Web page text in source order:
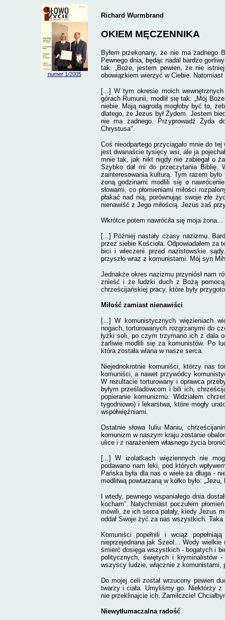
numer 1/2005
Richard Wurmbrand
OKIEM MĘCZENNIKA
Byłem przekonany, że nie ma
Pewnego dnia, będąc nadal bardzo
tak: „Boże, jestem pewien, że nie
obowiązkiem wierzyć w Ciebie.
[...] W tym okresie moich
górach Rumunii, modlił się tak: „Mój
niebie. Moją nagrodą mogłoby być to,
dlatego, że Jezus byłŻydem. Jestem
nie ma żadnego. Przyprowadź Żyda
Chrystusa".
Coś nieodpartego przyciągało mnie do
jest dwanaście tysięcy wsi, ale ja
mnie tak, jak nikt nigdy nie zabiegał o
Szybko dał mi do przeczytania Biblię.
zainteresowania kulturą. Tym razem
żoną godzinami modlili się o
słowami, co płomieniami miłości
płakać nad nią, porównując swoje złe
nienawiść z Jego miłością. Jezus zaś
Wkrótce potem nawróciła się moja żona...
[...] Później nastały czasy nazizmu.
przez siebie Kościoła. Odpowiadałem
bici i wleczeni przed nazistowskie
przyszło wraz z komunistami. Mój syn
Jednakże okres nazizmu przyniósł nam
znieść i że ludzki duch z Bożą
chrześcijańskiej pracy, które były
Miłość zamiast nienawiści
[...]W komunistycznych więzieniach
nogach, torturowanych rozgrzanymi do
łyżki soli, po czym trzymano ich z dala
żarliwie modlili się za komunistów. Po
która została wlana w nasze serca.
Niejednokrotnie komuniści, którzy nas
komuniści, a nawet przywódcy
W rezultacie torturowany i oprawca
byłym prześladowcom i bili ich,
popieranie komunizmu. Widziałem
tygodniowo) i lekarstwa, które mogły
współwięźniami.
Ostatnie słowa Iuliu Maniu,
komunizm w naszym kraju zostanie
ulice i z narażeniem własnego życia
[...] W izolatkach więziennych nie
podawano nam leki, pod których
Pańska była dla nas o wiele za długa -
modlitwą powtarzaną w kółko było:
I wtedy, pewnego wspaniałego dnia
kocham”. Natychmiast poczułem
mówili, że ich serca pałały, kiedy Jezus
oddał Swoje żyć za nas wszystkich.
Komuniści popełnili i wciąż
nieprzejednana jak Szeol... Wody
śmierć dosięga wszystkich - bogatych i
politycznych, świętych i kryminalistów
wszyscy ludzie, włącznie z komunistami,
Do mojej celi został wrzucony pewien
twarzy i ciała. Umyliśmy go. Niektórzy z
nie przeklinajcie ich. Zamilczcie!
Niewytłumaczalna radość